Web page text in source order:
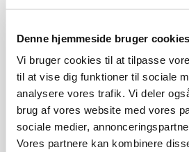
Denne hjemmeside bruger cookies
Vi bruger cookies til at tilpasse
til at vise dig funktioner til sociale
analysere vores trafik. Vi deler
brug af vores website med vores
sociale medier,
Vores partnere kan kombinere
9681, Ranum
Kalvepasser til ejendom i
Kalve